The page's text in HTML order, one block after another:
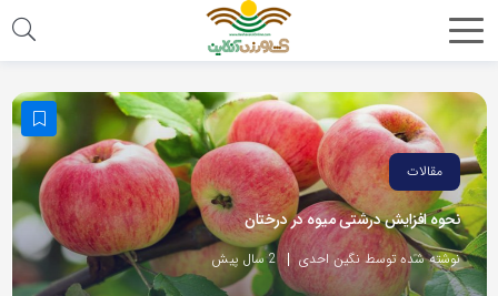
مقالات
نحوه افزایش درشتی میوه در درختان
نوشته شده توسط نگین احدی 2 سال پیش